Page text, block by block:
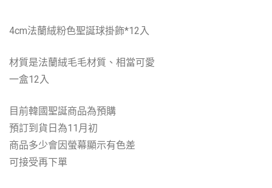
4cm法蘭絨粉色聖誕球掛飾*12入
材質是法蘭絨毛毛材質、相當可愛
一盒12入
目前韓國聖誕商品為預購
預訂到貨日為11月初
商品多少會因螢幕顯示有色差
可接受再下單